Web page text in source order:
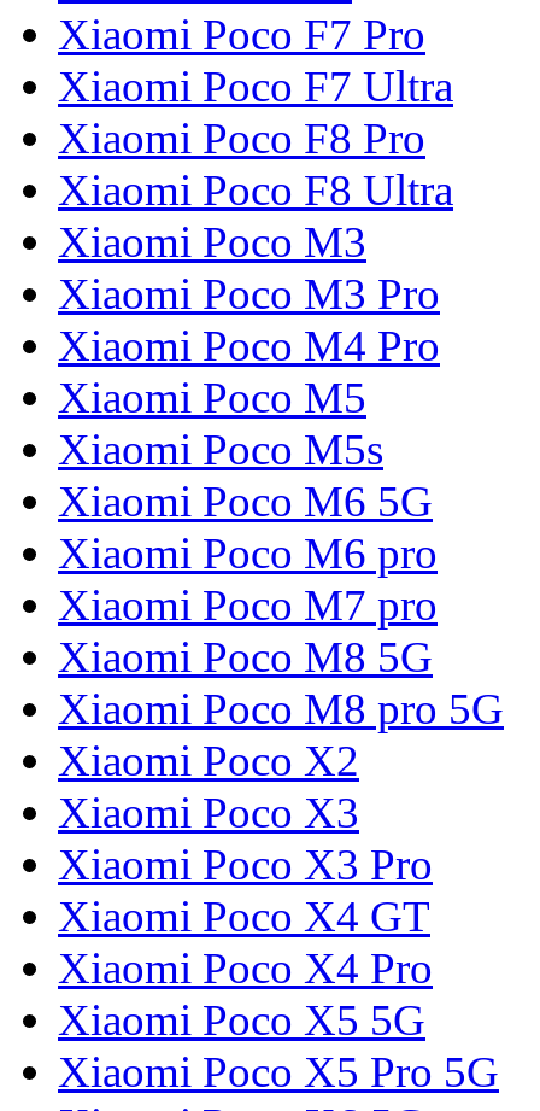
Xiaomi Poco F7 Pro
Xiaomi Poco F7 Ultra
Xiaomi Poco F8 Pro
Xiaomi Poco F8 Ultra
Xiaomi Poco M3
Xiaomi Poco M3 Pro
Xiaomi Poco M4 Pro
Xiaomi Poco M5
Xiaomi Poco M5s
Xiaomi Poco M6 5G
Xiaomi Poco M6 pro
Xiaomi Poco M7 pro
Xiaomi Poco M8 5G
Xiaomi Poco M8 pro 5G
Xiaomi Poco X2
Xiaomi Poco X3
Xiaomi Poco X3 Pro
Xiaomi Poco X4 GT
Xiaomi Poco X4 Pro
Xiaomi Poco X5 5G
Xiaomi Poco X5 Pro 5G